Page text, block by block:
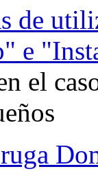
de
e
el